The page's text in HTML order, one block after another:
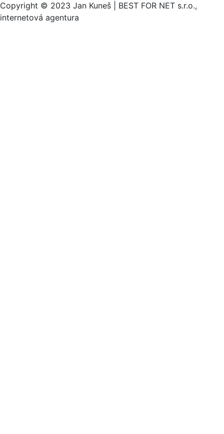
Copyright © 2023 Jan Kuneš | BEST FOR NET s.r.o.,
internetová agentura